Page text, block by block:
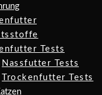
Tests
Nassfutter Tests
Trockenfutter Tests